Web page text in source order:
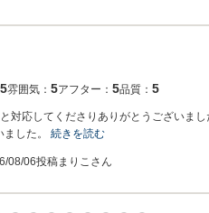
5雰囲気： 5アフター： 5品質： 5
対応してくださりありがとうございまし
した。 続きを読む
08/06投稿まりこさん